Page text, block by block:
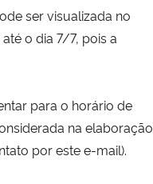
ser visualizada no
o dia 7/7, pois a
para o horário de
na elaboração
por este e-mail).